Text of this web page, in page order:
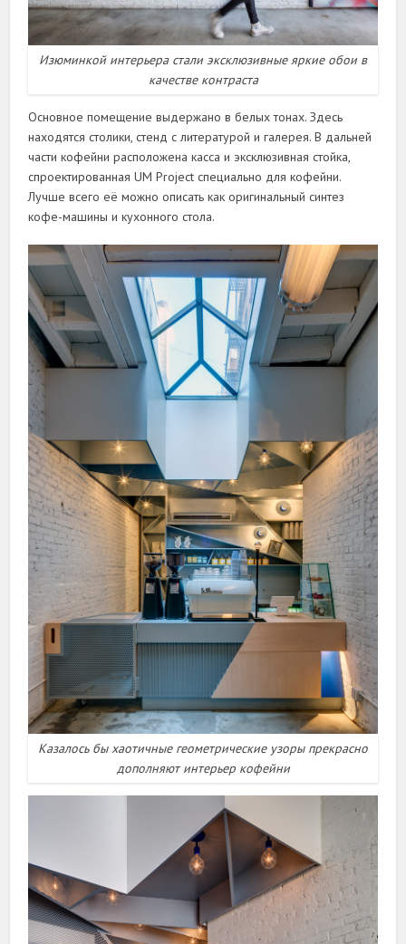
Изюминкой интерьера стали эксклюзивные яркие обои в
качестве контраста
Основное помещение выдержано в белых тонах. Здесь
находятся столики, стенд с литературой и галерея. В дальней
части кофейни расположена касса и эксклюзивная стойка,
спроектированная UM Project специально для кофейни.
Лучше всего её можно описать как оригинальный синтез
кофе-машины и кухонного стола.
Казалось бы хаотичные геометрические узоры прекрасно
дополняют интерьер кофейни